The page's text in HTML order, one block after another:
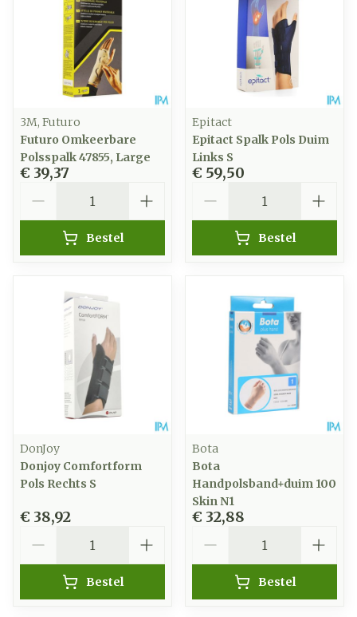
3M, Futuro
Futuro Omkeerbare
Polsspalk 47855, Large
€ 39,37
Bestel
Epitact
Epitact Spalk Pols Duim
Links S
€ 59,50
Bestel
DonJoy
Donjoy Comfortform
Pols Rechts S
€ 38,92
Bestel
Bota
Bota
Handpolsband+duim 100
Skin N1
€ 32,88
Bestel